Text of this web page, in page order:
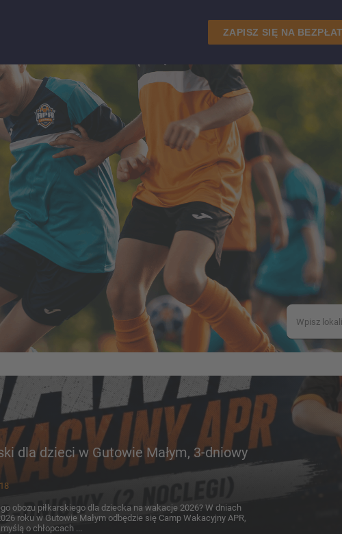
ZAPISZ SIĘ NA
dla dzieci w Gutowie Małym, 3-dniowy
obozu piłkarskiego dla dziecka na wakacje 2026? W dniach
roku w Gutowie Małym odbędzie się Camp Wakacyjny APR,
o chłopcach ...